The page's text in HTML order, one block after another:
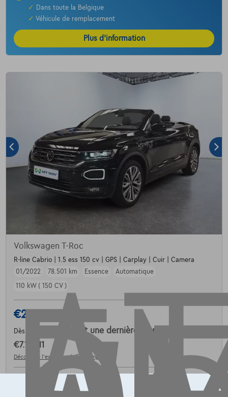
✓
Dans toute la Belgique
✓ Véhicule de remplacement
Plus d’information
Volkswagen T-Roc
R-line Cabrio | 1.5 ess 150 cv | GPS | Carplay | Cuir | Camera
01/2022
78.501 km Essence
Automatique
110 kW ( 150 CV )
€26.490
Dès
et une dernière mensualité de
€7.139,11
Découvrez l’exemple chiffré complet
Groupe Autosphere Arlon